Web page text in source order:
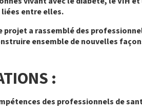
entre elles.
projet a rassemblé des
ensemble de nouvelles
:
des professionnels de